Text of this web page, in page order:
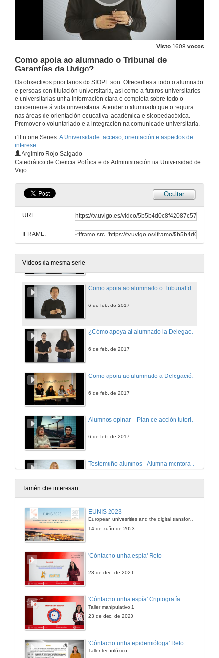
Visto 1608 veces
Como apoia ao alumnado o Tribunal de
Garantías da Uvigo?
Os obxectivos prioritarios do SIOPE son: Ofrecerlles a todo o alumnado
e persoas con titulación universitaria, así como a futuros universitarios
e universitarias unha información clara e completa sobre todo o
concernente á vida universitaria. Atender o alumnado que o requira
nas áreas de orientación educativa, académica e sicopedagóxica.
Promover o voluntariado e a integración na comunidade universitaria.
i18n.one.Series:A Universidade: acceso, orientación e aspectos de
interese
Argimiro Rojo Salgado
Catedrático de Ciencia Política e da Administración na Universidad de
Vigo
Ocultar
URL:
IFRAME:
Vídeos da mesma serie
6 de feb. de 2017
Como apoia ao alumnado o Curso 0 - Telecomunicación?
6 de feb. de 2017
Como apoia a Area de Emprego da Universidade de Vigo ó alumnado?
6 de feb. de 2017
¿Cómo apoya al alumnado la Delegación alumnos - Telecomunicación?
6 de feb. de 2017
6 de feb. de 2017
Alumnos opinan - Plan de acción tutorial - Bioloxía
6 de feb. de 2017
6 de feb. de 2017
Tamén che interesan
EUNIS 2023
European univesrities and the digital transformation: challenges and opportunities ahead
14 de xuño de 2023
'Cóntacho unha espía' Reto
23 de dec. de 2020
'Cóntacho unha espía' Criptografía
Taller manipulativo 1
23 de dec. de 2020
'Cóntacho unha epidemióloga' Reto
Taller tecnolóxico